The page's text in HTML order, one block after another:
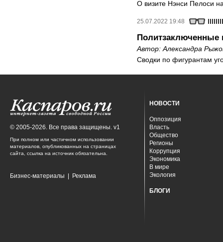
О визите Нэнси Пелоси
25.07.2022 19:48
Политзаключенные
Автор: Александра
Сводки по фигурантам
© 2005-2026. Все права защищены. v1
При полном или частичном использовании
материалов, опубликованных на страницах
сайта, ссылка на источник обязательна.
Бизнес-материалы Реклама
НОВОСТИ
Оппозиция
Власть
Общество
Регионы
Коррупция
Экономика
В мире
Экология
БЛОГИ